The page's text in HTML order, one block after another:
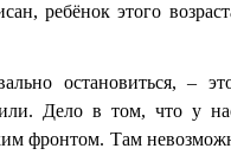
ребёнок этого
остановиться, –
Дело в том, что у
фронтом. Там